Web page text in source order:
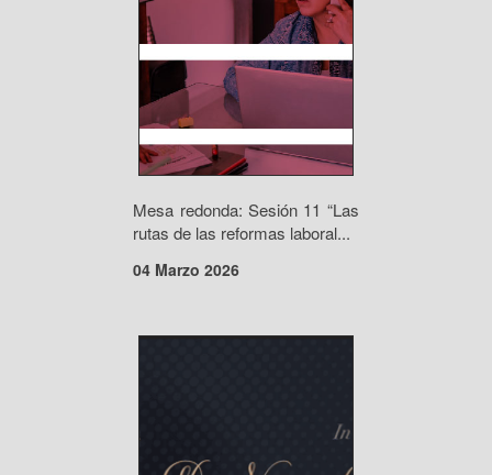
Mesa redonda: Sesión 11 “Las
rutas de las reformas laboral...
04 Marzo 2026